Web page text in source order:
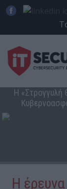
Η «Στρογγυλή
Η